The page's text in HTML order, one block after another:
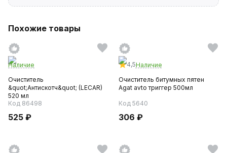
Похожие товары
Наличие
Очиститель
&quot;Антискотч&quot; (LECAR)
520 мл
Код 86498
525 ₽
4,5Наличие
Очиститель битумных пятен
Agat avto триггер 500мл
Код 5640
306 ₽